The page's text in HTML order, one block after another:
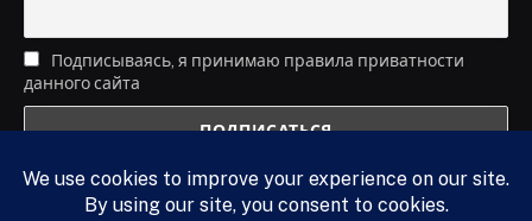
Подписываясь, я принимаю правила приватности
данного сайта